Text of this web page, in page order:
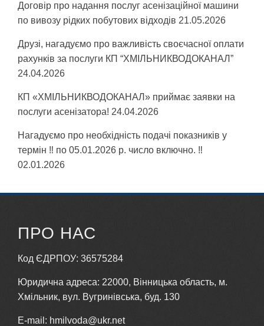
Договір про надання послуг асенізаційної машини
по вивозу рідких побутових відходів 21.05.2026
Друзі, нагадуємо про важливість своєчасної оплати
рахунків за послуги КП “ХМІЛЬНИКВОДОКАНАЛ”
24.04.2026
КП «ХМІЛЬНИКВОДОКАНАЛ» приймає заявки на
послуги асенізатора! 24.04.2026
Нагадуємо про необхідність подачі показників у
термін ‼ по 05.01.2026 р. число включно. ‼
02.01.2026
ПРО НАС
Код ЄДРПОУ: 36575284
Юридична адреса: 22000, Вінницька область, м.
Хмільник, вул. Вугринівська, буд. 130
E-mail: hmilvoda@ukr.net